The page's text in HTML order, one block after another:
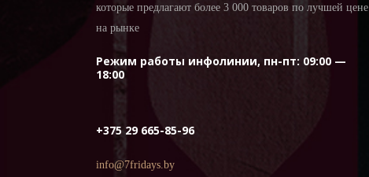
которые предлагают более 3 000 товаров по лучшей цене
на рынке
Режим работы инфолинии, пн-пт: 09:00 —
18:00
+375 29 665-85-96
info@7fridays.by